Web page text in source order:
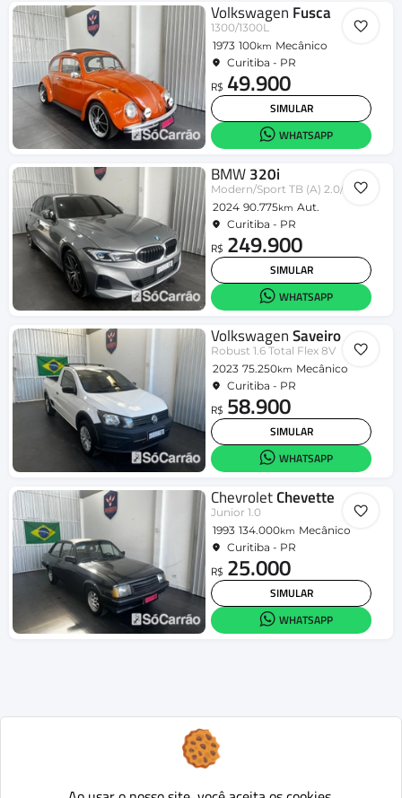
Volkswagen Fusca
1300/1300L
1973 100km Mecânico
Curitiba - PR
R$ 49.900
SIMULAR
WHATSAPP
BMW320i
Modern/Sport TB (A) 2.0/A.Flex/GP 4p
2024 90.775km Aut.
Curitiba - PR
R$ 249.900
SIMULAR
WHATSAPP
VolkswagenSaveiro
Robust 1.6 Total Flex 8V
2023 75.250km Mecânico
Curitiba - PR
R$ 58.900
SIMULAR
WHATSAPP
ChevroletChevette
Junior 1.0
1993 134.000km Mecânico
Curitiba - PR
R$ 25.000
SIMULAR
WHATSAPP